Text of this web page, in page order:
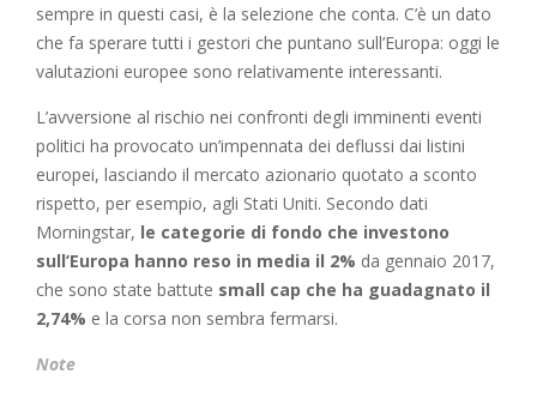
sempre in questi casi, è la selezione che conta. C’è un dato
che fa sperare tutti i gestori che puntano sull’Europa: oggi le
valutazioni europee sono relativamente interessanti.
L’avversione al rischio nei confronti degli imminenti eventi
politici ha provocato un’impennata dei deflussi dai listini
europei, lasciando il mercato azionario quotato a sconto
rispetto, per esempio, agli Stati Uniti. Secondo dati
Morningstar, le categorie di fondo che investono
sull’Europa hanno reso in media il 2% da gennaio 2017,
che sono state battute small cap che ha guadagnato il
2,74% e la corsa non sembra fermarsi.
Note